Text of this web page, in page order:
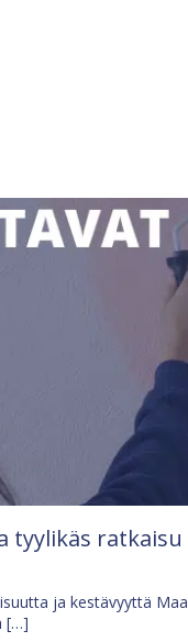
tyylikäs
ja kestävyyttä
[…]